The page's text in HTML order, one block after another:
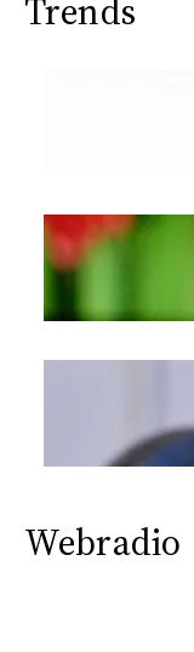
Trends
Webradio